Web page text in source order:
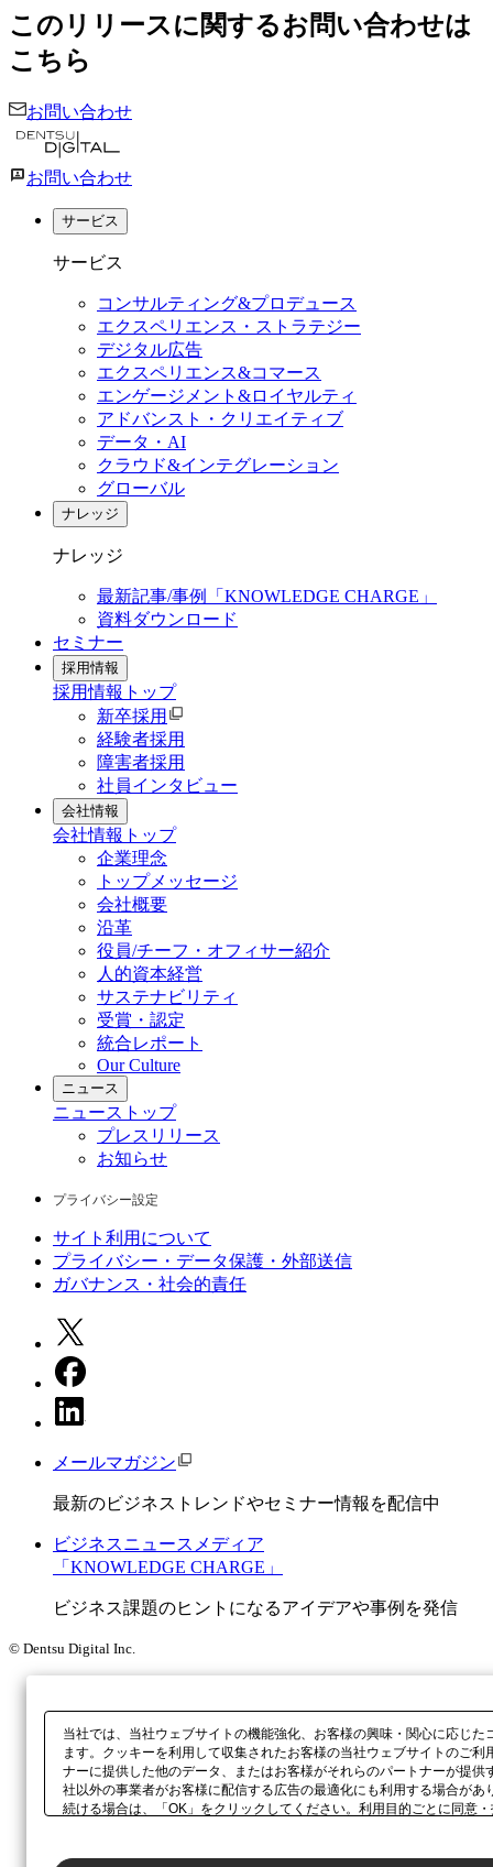
このリリースに関するお問い合わせは
こちら
お問い合わせ
お問い合わせ
サービス
サービス
コンサルティング&プロデュース
エクスペリエンス・ストラテジー
デジタル広告
エクスペリエンス&コマース
エンゲージメント&ロイヤルティ
アドバンスト・クリエイティブ
データ・AI
クラウド&インテグレーション
グローバル
ナレッジ
ナレッジ
最新記事/事例「KNOWLEDGE CHARGE」
資料ダウンロード
セミナー
採用情報
採用情報 トップ
新卒採用
経験者採用
障害者採用
社員インタビュー
会社情報
会社情報 トップ
企業理念
トップメッセージ
会社概要
沿革
役員/チーフ・オフィサー紹介
人的資本経営
サステナビリティ
受賞・認定
統合レポート
Our Culture
ニュース
ニュース トップ
プレスリリース
お知らせ
プライバシー設定
サイト利用について
プライバシー・データ保護・外部送信
ガバナンス・社会的責任
メールマガジン
最新のビジネストレンドやセミナー情報を配信中
ビジネスニュースメディア
「KNOWLEDGE CHARGE」
ビジネス課題のヒントになるアイデアや事例を発信
© Dentsu Digital Inc.
当社では、当社ウェブサイトの機能強化、お客様の興味・関心に応じ
ます。クッキーを利用して収集されたお客様の当社ウェブサイトのご
ナーに提供した他のデータ、またはお客様がそれらのパートナーが提
社以外の事業者がお客様に配信する広告の最適化にも利用する場合が
続ける場合は、「OK」をクリックしてください。利用目的ごとに同意